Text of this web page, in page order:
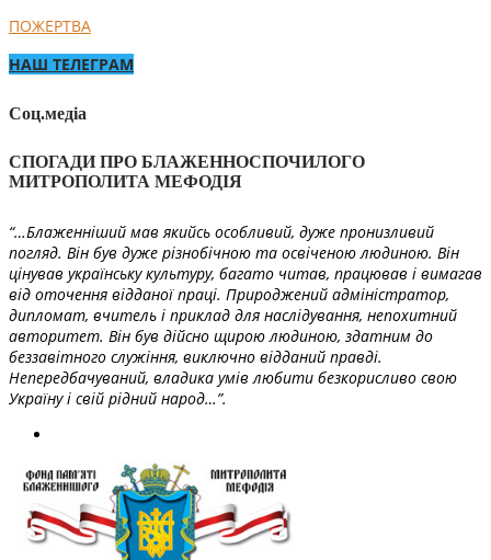
ПОЖЕРТВА
НАШ ТЕЛЕГРАМ
Соц.медіа
СПОГАДИ ПРО БЛАЖЕННОСПОЧИЛОГО
МИТРОПОЛИТА МЕФОДІЯ
“…Блаженніший мав якийсь особливий, дуже пронизливий
погляд. Він був дуже різнобічною та освіченою людиною. Він
цінував українську культуру, багато читав, працював і вимагав
від оточення відданої праці. Природжений адміністратор,
дипломат, вчитель і приклад для наслідування, непохитний
авторитет. Він був дійсно щирою людиною, здатним до
беззавітного служіння, виключно відданий правді.
Непередбачуваний, владика умів любити безкорисливо свою
Україну і свій рідний народ…”.